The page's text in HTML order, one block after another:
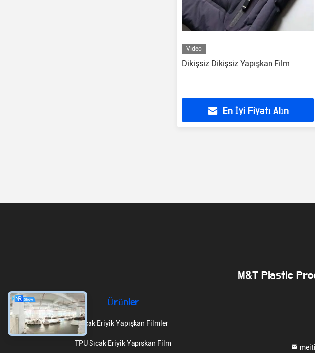
Video
Dikişsiz Dikişsiz Yapışkan Film
En İyi Fiyatı Alın
M&T Plastic
Ürünler
Sıcak Eriyik Yapışkan Filmler
TPU Sıcak Eriyik Yapışkan Film